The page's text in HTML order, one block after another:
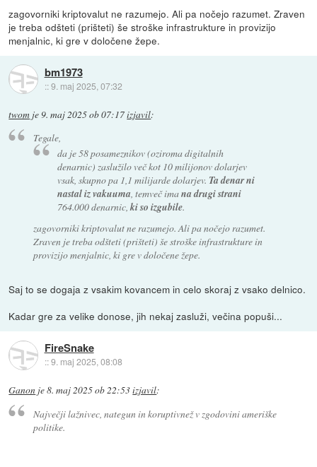
zagovorniki kriptovalut ne razumejo. Ali pa nočejo razumet. Zraven
je treba odšteti (prišteti) še stroške infrastrukture in provizijo
menjalnic, ki gre v določene žepe.
bm1973
::9. maj 2025, 07:32
twom je9. maj 2025 ob 07:17izjavil:
Tegale,
da je 58 posameznikov (oziroma digitalnih
denarnic) zaslužilo več kot 10 milijonov dolarjev
vsak, skupno pa 1,1 milijarde dolarjev. Ta denar ni
nastal iz vakuuma, temveč imana drugi strani
764.000 denarnic,ki so izgubile.
zagovorniki kriptovalut ne razumejo. Ali pa nočejo razumet.
Zraven je treba odšteti (prišteti) še stroške infrastrukture in
provizijo menjalnic, ki gre v določene žepe.
Saj to se dogaja z vsakim kovancem in celo skoraj z vsako delnico.
Kadar gre za velike donose, jih nekaj zasluži, večina popuši...
FireSnake
::9. maj 2025, 08:08
Ganon je8. maj 2025 ob 22:53izjavil:
Največji lažnivec, nategun in koruptivnež v zgodovini ameriške
politike.